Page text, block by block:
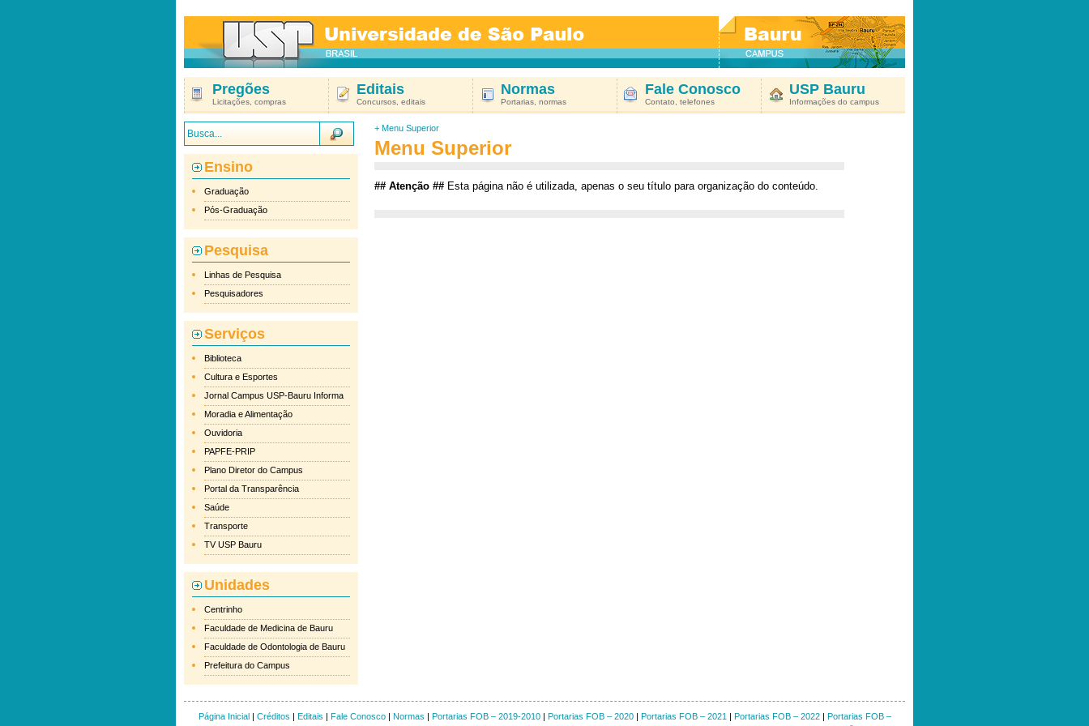
Pregões
Licitações, compras
Editais
Concursos, editais
Normas
Portarias, normas
Fale Conosco
Contato, telefones
USP Bauru
Informações do campus
Ensino
Graduação
Pós-Graduação
Pesquisa
Linhas de Pesquisa
Pesquisadores
Serviços
Biblioteca
Cultura e Esportes
Jornal Campus USP-Bauru Informa
Moradia e Alimentação
Ouvidoria
PAPFE-PRIP
Plano Diretor do Campus
Portal da Transparência
Saúde
Transporte
TV USP Bauru
Unidades
Centrinho
Faculdade de Medicina de Bauru
Faculdade de Odontologia de Bauru
Prefeitura do Campus
+ Menu Superior
Menu Superior
## Atenção ## Esta página não é utilizada, apenas o seu título para organização do conteúdo.
Página Inicial| Créditos | Editais | Fale Conosco| Normas | Portarias FOB – 2019-2010| Portarias FOB – 2020| Portarias FOB – 2021 | Portarias FOB – 2022| Portarias FOB –